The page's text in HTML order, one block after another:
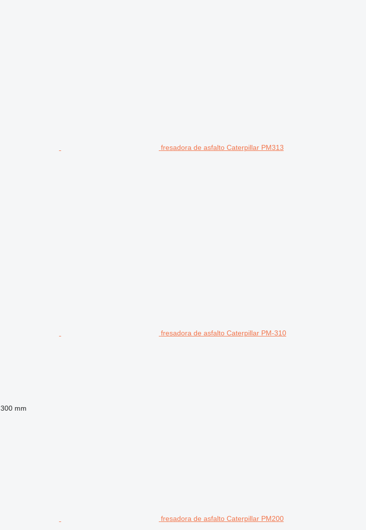
fresadora de asfalto Caterpillar PM313
fresadora de asfalto Caterpillar PM-310
300 mm
fresadora de asfalto Caterpillar PM200